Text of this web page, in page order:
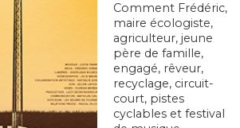
Comment Frédéric,
maire écologiste,
agriculteur, jeune
père de famille,
engagé, rêveur,
recyclage, circuit-
court, pistes
cyclables et festival